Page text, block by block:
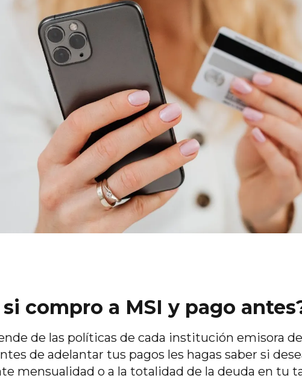
si compro a MSI y pago
de las políticas de cada institución emisora
de adelantar tus pagos les hagas saber si
mensualidad o a la totalidad de la deuda en tu